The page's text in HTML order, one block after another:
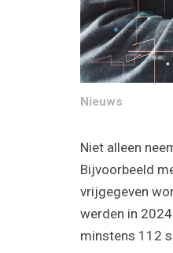
Nieuws
Niet alleen
Bijvoorbeeld
vrijgegeven
werden in
minstens 112